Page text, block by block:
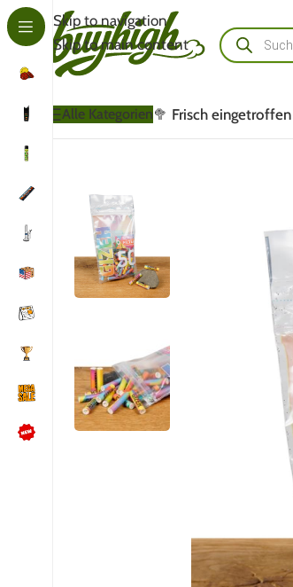
Skip to navigation
Skip to main content
Alle Kategorien🥦 Frisch eingetroffen